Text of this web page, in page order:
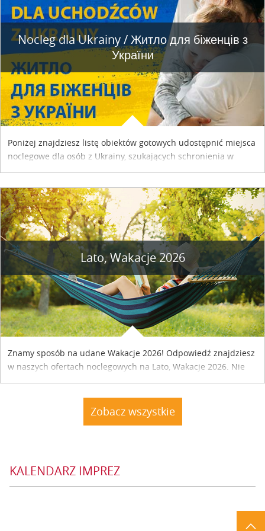
Nocleg dla Ukrainy / Житло для бiженцiв з
України
Poniżej znajdziesz listę obiektów gotowych udostępnić miejsca
noclegowe dla osób z Ukrainy, szukających schronienia w
Lato, Wakacje 2026
Znamy sposób na udane Wakacje 2026! Odpowiedź znajdziesz
w naszych ofertach noclegowych na Lato, Wakacje 2026. Nie
zwlekaj atrakcyjne noclegi czekają...
Zobacz wszystkie
KALENDARZ IMPREZ